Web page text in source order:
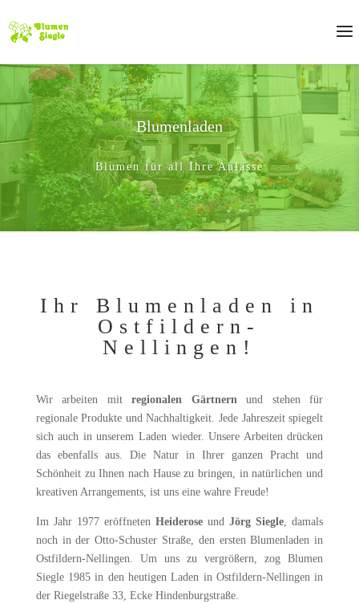
Blumenladen
Blumen für all Ihre Anlässe
Ihr Blumenladen in
Ostfildern-
Nellingen!
Wir arbeiten mitregionalen Gärtnernund stehen für
regionale Produkte und Nachhaltigkeit. Jede Jahreszeit spiegelt
sich auch in unserem Laden wieder. Unsere Arbeiten drücken
das ebenfalls aus. Die Natur in Ihrer ganzen Pracht und
Schönheit zu Ihnen nach Hause zu bringen, in natürlichen und
kreativen Arrangements, ist uns eine wahre Freude!
Im Jahr 1977 eröffneten Heiderose undJörg Siegle, damals
noch in der Otto-Schuster Straße, den ersten Blumenladen in
Ostfildern-Nellingen. Um uns zu vergrößern, zog Blumen
Siegle 1985 in den heutigen Laden in Ostfildern-Nellingen in
der Riegelstraße 33, Ecke Hindenburgstraße.